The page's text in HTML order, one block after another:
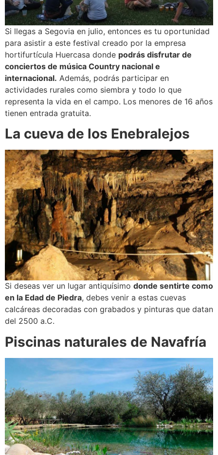
Si llegas a Segovia en julio, entonces es tu oportunidad
para asistir a este festival creado por la empresa
hortifurtícula Huercasa donde podrás disfrutar de
conciertos de música Country nacional e
internacional. Además, podrás participar en
actividades rurales como siembra y todo lo que
representa la vida en el campo. Los menores de 16 años
tienen entrada gratuita.
La cueva de los Enebralejos
Si deseas ver un lugar antiquísimo donde sentirte como
en la Edad de Piedra, debes venir a estas cuevas
calcáreas decoradas con grabados y pinturas que datan
del 2500 a.C.
Piscinas naturales de Navafría